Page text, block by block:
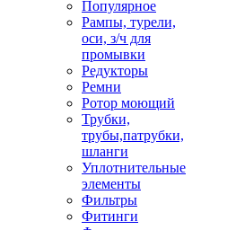
Популярное
Рампы, турели,
оси, з/ч для
промывки
Редукторы
Ремни
Ротор моющий
Трубки,
трубы,патрубки,
шланги
Уплотнительные
элементы
Фильтры
Фитинги